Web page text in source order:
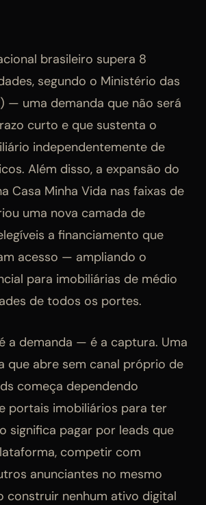
brasileiro supera 8
segundo o Ministério das
— uma demanda que não será
curto e que sustenta o
independentemente de
Além disso, a expansão do
Casa Minha Vida nas faixas de
uma nova camada de
a financiamento que
acesso — ampliando o
para imobiliárias de médio
de todos os portes.
a demanda — é a captura. Uma
que abre sem canal próprio de
começa dependendo
portais imobiliários para ter
significa pagar por leads que
competir com
anunciantes no mesmo
construir nenhum ativo digital